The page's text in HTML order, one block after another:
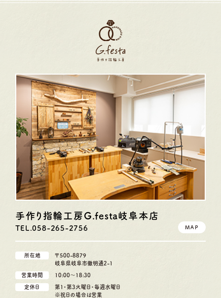
手作り指輪工房G.festa岐阜本店
TEL.058-265-2756 MAP
所在地
〒500-8879
岐阜県岐阜市徹明通2-1
営業時間 10:00〜18:30
定休日
第1・第3火曜日・毎週水曜日
※祝日の場合は営業